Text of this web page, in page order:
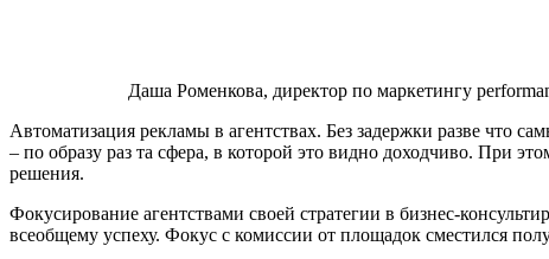
Даша Роменкова, директор по маркетингу
Автоматизация рекламы в агентствах. Без задержки разве что
– по образу раз та сфера, в которой это видно доходчиво. При
решения.
Фокусирование агентствами своей стратегии в бизнес-
всеобщему успеху. Фокус с комиссии от площадок сместился